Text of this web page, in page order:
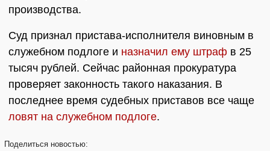
производства.
Суд признал пристава-исполнителя виновным в
служебном подлоге и назначил ему штраф в 25
тысяч рублей. Сейчас районная прокуратура
проверяет законность такого наказания. В
последнее время судебных приставов все чаще
ловят на служебном подлоге.
Поделиться новостью: